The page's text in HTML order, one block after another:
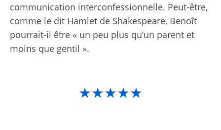
communication interconfessionnelle. Peut-être,
comme le dit Hamlet de Shakespeare, Benoît
pourrait-il être « un peu plus qu’un parent et
moins que gentil ».
★★★★★